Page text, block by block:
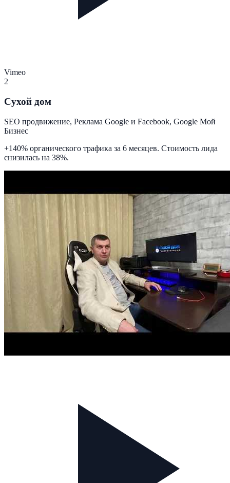
Vimeo
2
Сухой дом
SEO продвижение, Реклама Google и Facebook, Google Мой
Бизнес
+140% органического трафика за 6 месяцев. Стоимость лида
снизилась на 38%.